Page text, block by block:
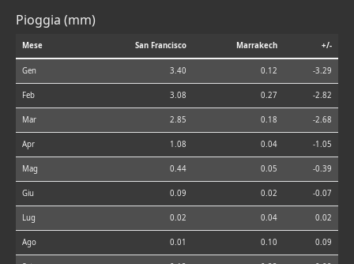
Pioggia (mm)
Mese San Francisco Marrakech +/-
Gen 3.40 0.12 -3.29
Feb 3.08 0.27 -2.82
Mar 2.85 0.18 -2.68
Apr 1.08 0.04 -1.05
Mag 0.44 0.05 -0.39
Giu 0.09 0.02 -0.07
Lug 0.02 0.04 0.02
Ago 0.01 0.10 0.09